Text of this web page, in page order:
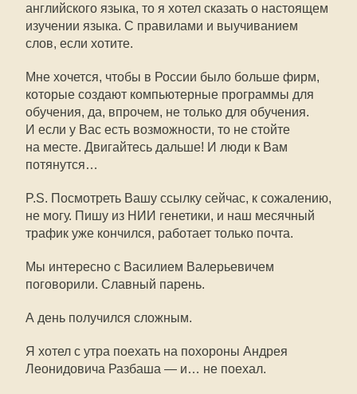
английского языка, то я хотел сказать о настоящем
изучении языка. С правилами и выучиванием
слов, если хотите.
Мне хочется, чтобы в России было больше фирм,
которые создают компьютерные программы для
обучения, да, впрочем, не только для обучения.
И если у Вас есть возможности, то не стойте
на месте. Двигайтесь дальше! И люди к Вам
потянутся…
P.S. Посмотреть Вашу ссылку сейчас, к сожалению,
не могу. Пишу из НИИ генетики, и наш месячный
трафик уже кончился, работает только почта.
Мы интересно с Василием Валерьевичем
поговорили. Славный парень.
А день получился сложным.
Я хотел с утра поехать на похороны Андрея
Леонидовича Разбаша — и… не поехал.